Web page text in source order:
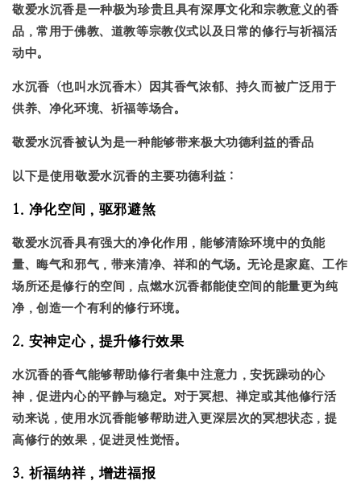
敬爱水沉香是一种极为珍贵且具有深厚文化和宗教意义的香
品，常用于佛教、道教等宗教仪式以及日常的修行与祈福活
动中。
水沉香（也叫水沉香木）因其香气浓郁、持久而被广泛用于
供养、净化环境、祈福等场合。
敬爱水沉香被认为是一种能够带来极大功德利益的香品
以下是使用敬爱水沉香的主要功德利益：
1. 净化空间，驱邪避煞
敬爱水沉香具有强大的净化作用，能够清除环境中的负能
量、晦气和邪气，带来清净、祥和的气场。无论是家庭、工作
场所还是修行的空间，点燃水沉香都能使空间的能量更为纯
净，创造一个有利的修行环境。
2. 安神定心，提升修行效果
水沉香的香气能够帮助修行者集中注意力，安抚躁动的心
神，促进内心的平静与稳定。对于冥想、禅定或其他修行活
动来说，使用水沉香能够帮助进入更深层次的冥想状态，提
高修行的效果，促进灵性觉悟。
3. 祈福纳祥，增进福报